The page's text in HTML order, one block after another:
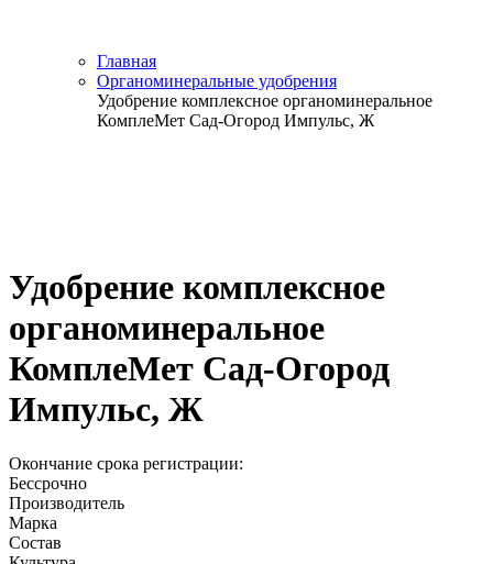
Главная
Органоминеральные удобрения
Удобрение комплексное органоминеральное
КомплеМет Сад-Огород Импульс, Ж
Удобрение комплексное
органоминеральное
КомплеМет Сад-Огород
Импульс, Ж
Окончание срока регистрации:
Бессрочно
Производитель
Марка
Состав